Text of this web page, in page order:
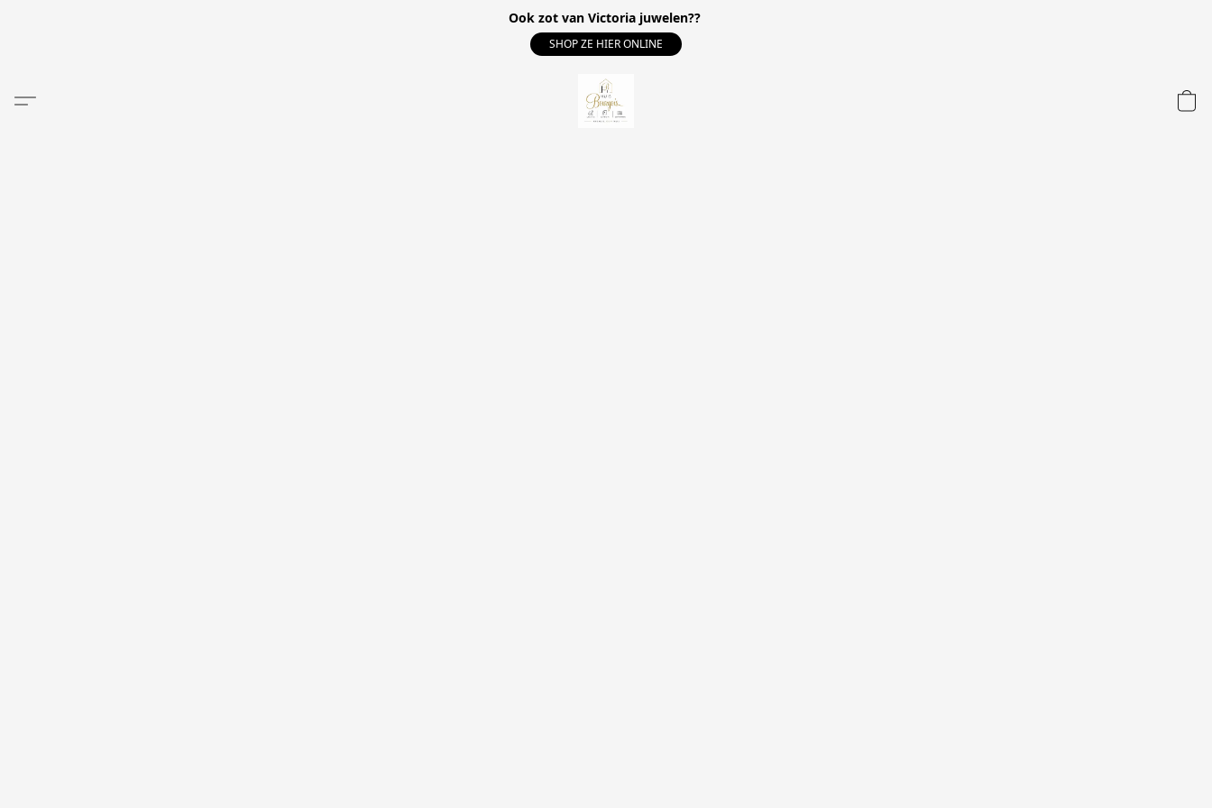
Ook zot van Victoria juwelen??
SHOP ZE HIER ONLINE